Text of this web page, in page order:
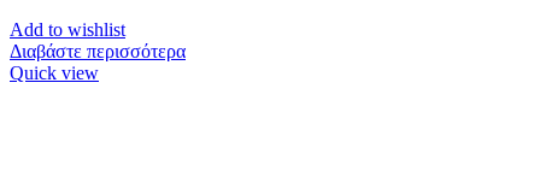
Add to wishlist
Διαβάστε περισσότερα
Quick view